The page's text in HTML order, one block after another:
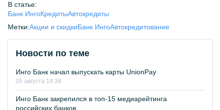
В статье:
Банк ИнгоКредитыАвтокредиты
Метки:Акции и скидкиБанк ИнгоАвтокредитование
Новости по теме
Инго Банк начал выпускать карты UnionPay
05 августа 18:38
Инго Банк закрепился в топ-15 медиарейтинга
российских банков